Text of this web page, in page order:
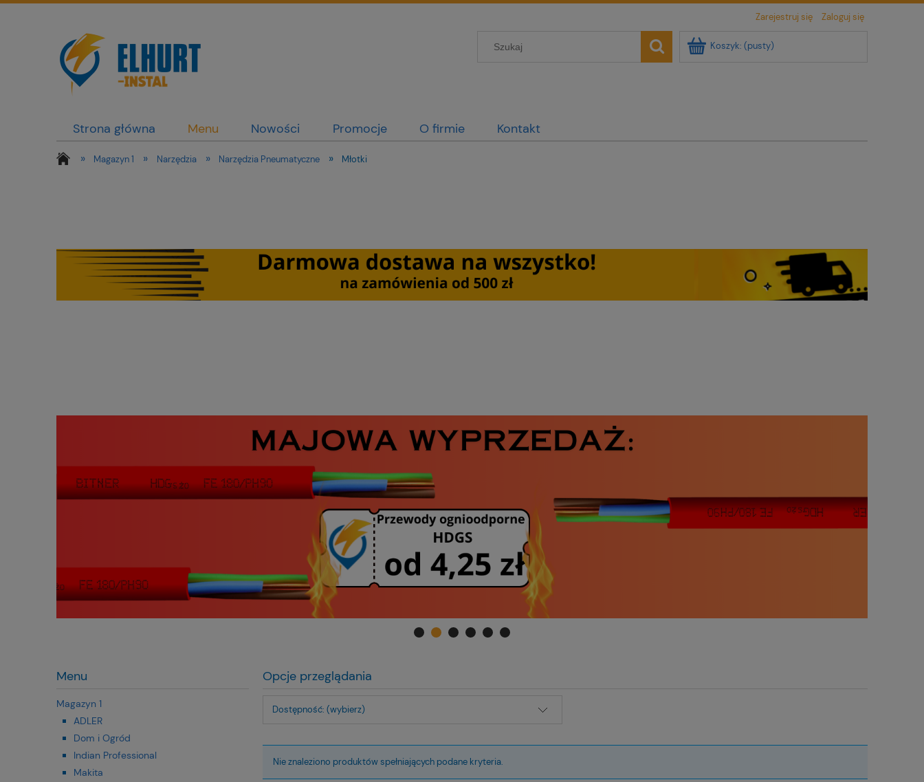
Zarejestruj się Zaloguj się
Koszyk: (pusty)
Strona główna Menu Nowości Promocje O firmie Kontakt
» Magazyn 1 » Narzędzia » Narzędzia Pneumatyczne » Młotki
Menu
Magazyn 1
ADLER
Dom i Ogród
Indian Professional
Makita
Opcje przeglądania
Dostępność: (wybierz)
Nie znaleziono produktów spełniających podane kryteria.